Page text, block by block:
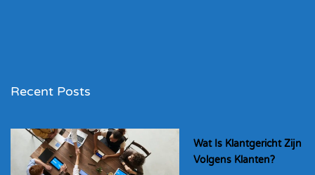
Recent Posts
Wat Is Klantgericht Zijn
Volgens Klanten?